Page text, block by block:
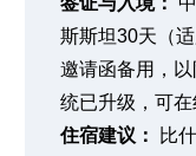
斯斯坦30天（
邀请函备用，
统已升级，可在
住宿建议：
比